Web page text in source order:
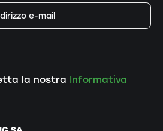
la nostra Informativa